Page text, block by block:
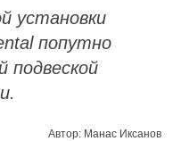
установки
попутно
подвеской
Автор: Манас Иксанов